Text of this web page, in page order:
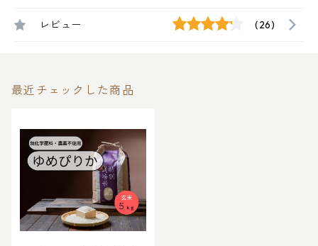
レビュー (26)
最近チェックした商品